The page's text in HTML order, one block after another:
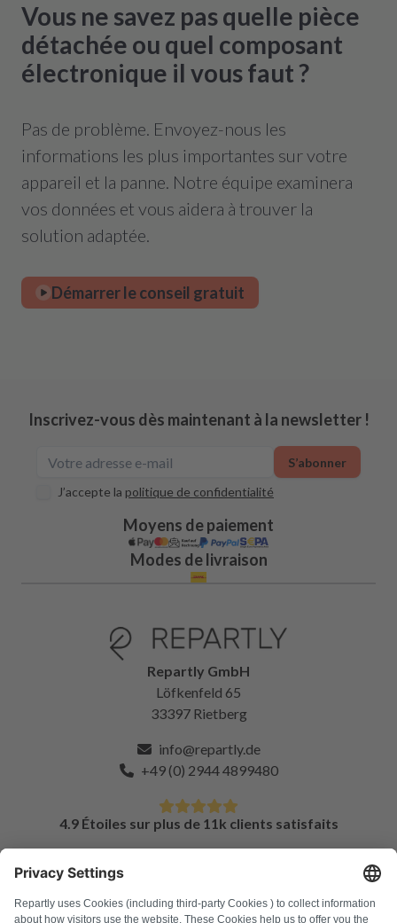
Vous ne savez pas quelle pièce
détachée ou quel composant
électronique il vous faut ?
Pas de problème. Envoyez-nous les
informations les plus importantes sur votre
appareil et la panne. Notre équipe examinera
vos données et vous aidera à trouver la
solution adaptée.
Démarrer le conseil gratuit
Inscrivez-vous dès maintenant à la newsletter !
J’accepte la politique de confidentialité
S’abonner
Moyens de paiement
Modes de livraison
Repartly GmbH
Löfkenfeld 65
33397 Rietberg
info@repartly.de
+49 (0) 2944 4899480
4.9 Étoiles sur plus de 11k clients satisfaits